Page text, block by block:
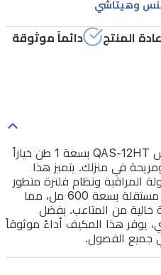
المنتج
دائماً موثوقة
يعد مكيف الهواء سبليت هايسنس QAS-12HT بسعة 1 طن خياراً
ومريحة في منزلك. يتميز هذا
المراقبة ونظام فلترة متطور
سهل التنظيف مزود بصناديق غبار مستقلة بسعة 600 مل، مما
خالية من المتاعب. بفضل
يوفر هذا المكيف أداءً موثوقاً
جميع الفصول.